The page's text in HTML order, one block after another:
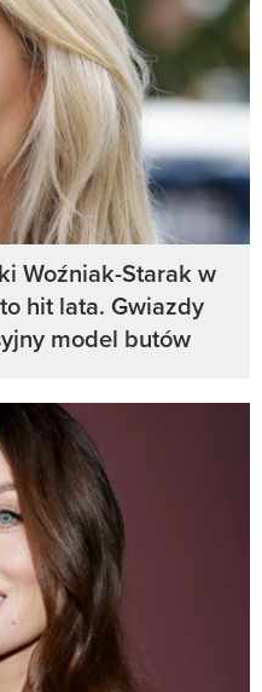
Woźniak-Starak w
hit lata. Gwiazdy
model butów